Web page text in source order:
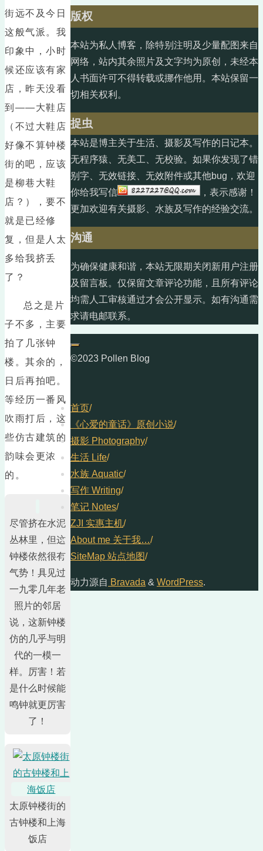
街远不及今日
这般气派。我
印象中，小时
候还应该有家
店，昨天没看
到——大鞋店
（不过大鞋店
好像不算钟楼
街的吧，应该
是柳巷大鞋
店？），要不
就是已经修
复，但是人太
多给我挤丢
了？
总之是片
子不多，主要
拍了几张钟
楼。其余的，
日后再拍吧。
等经历一番风
吹雨打后，这
些仿古建筑的
韵味会更浓
的。
尽管挤在水泥
丛林里，但这
钟楼依然很有
气势！具见过
一九零几年老
照片的邻居
说，这新钟楼
仿的几乎与明
代的一模一
样。厉害！若
是什么时候能
鸣钟就更厉害
了！
太原钟楼街的
古钟楼和上海
饭店
版权
本站为私人博客，除特别注明及少量配图来自
网络，站内其余照片及文字均为原创，未经本
人书面许可不得转载或挪作他用。本站保留一
切相关权利。
捉虫
本站是博主关于生活、摄影及写作的日记本。
无程序猿、无美工、无校验。如果你发现了错
别字、无效链接、无效附件或其他bug，欢迎
你给我写信
，表示感谢！
更加欢迎有关摄影、水族及写作的经验交流。
沟通
为确保健康和谐，本站无限期关闭新用户注册
及留言板。仅保留文章评论功能，且所有评论
均需人工审核通过才会公开显示。如有沟通需
求请电邮联系。
©2023 Pollen Blog
首页/
《心爱的童话》原创小说/
摄影 Photography/
生活 Life/
水族 Aquatic/
写作 Writing/
笔记 Notes/
ZJI 实惠主机/
About me 关于我…/
SiteMap 站点地图/
动力源自 Bravada & WordPress.